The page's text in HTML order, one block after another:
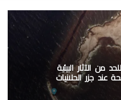
الآثار البيئية
عند جزر الحلانيات